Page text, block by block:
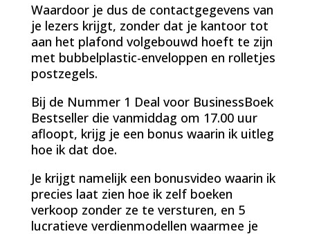
Waardoor je dus de contactgegevens van
je lezers krijgt, zonder dat je kantoor tot
aan het plafond volgebouwd hoeft te zijn
met bubbelplastic-enveloppen en rolletjes
postzegels.
Bij de Nummer 1 Deal voor BusinessBoek
Bestseller die vanmiddag om 17.00 uur
afloopt, krijg je een bonus waarin ik uitleg
hoe ik dat doe.
Je krijgt namelijk een bonusvideo waarin ik
precies laat zien hoe ik zelf boeken
verkoop zonder ze te versturen, en 5
lucratieve verdienmodellen waarmee je